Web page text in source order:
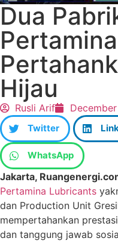
Dua
Hijau
Rusli Arif
Twitter
WhatsApp
Jakarta,
Pertamina Lubricants
dan Production Unit
mempertahankan
dan tanggung jawab